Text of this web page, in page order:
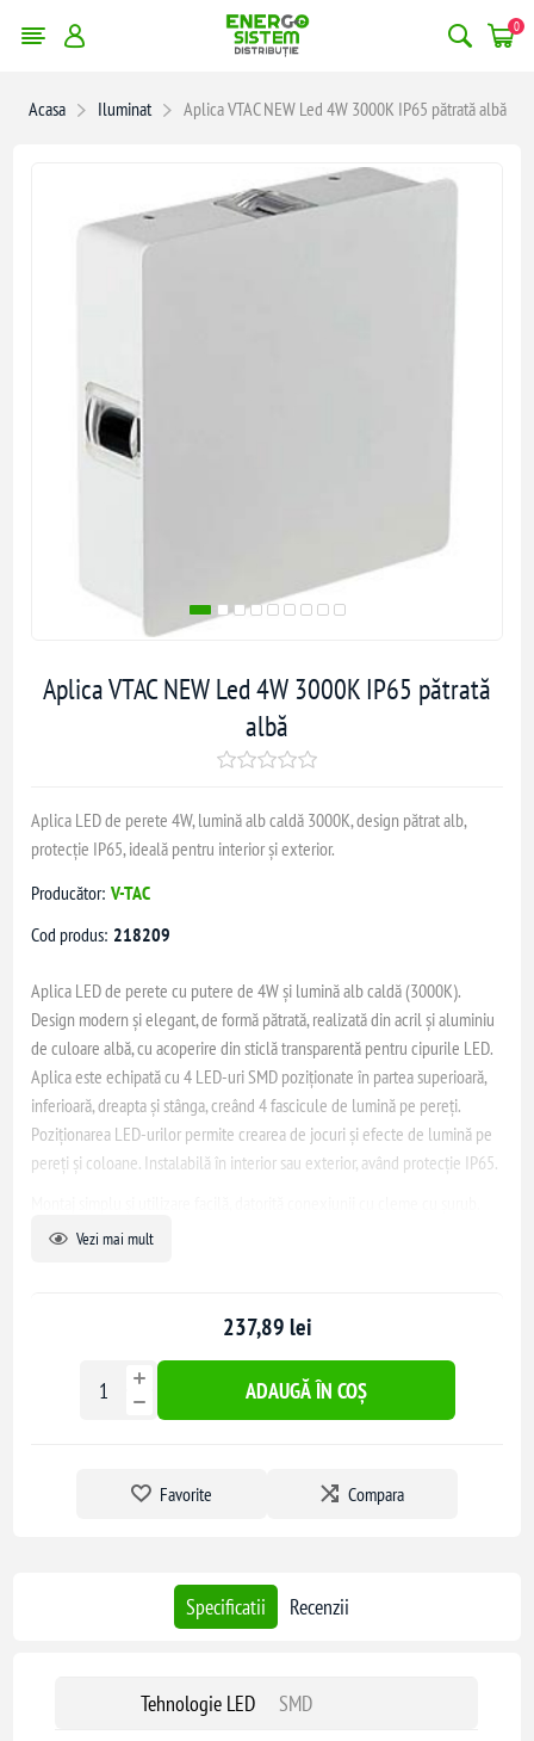
0
Acasa Iluminat Aplica VTAC NEW Led 4W 3000K IP65 pătrată albă
Aplica VTAC NEW Led 4W 3000K IP65 pătrată
albă
Aplica LED de perete 4W, lumină alb caldă 3000K, design pătrat alb,
protecție IP65, ideală pentru interior și exterior.
Producător: V-TAC
Cod produs: 218209
Aplica LED de perete cu putere de 4W și lumină alb caldă (3000K).
Design modern și elegant, de formă pătrată, realizată din acril și aluminiu
de culoare albă, cu acoperire din sticlă transparentă pentru cipurile LED.
Aplica este echipată cu 4 LED-uri SMD poziționate în partea superioară,
inferioară, dreapta și stânga, creând 4 fascicule de lumină pe pereți.
Poziționarea LED-urilor permite crearea de jocuri și efecte de lumină pe
pereți și coloane. Instalabilă în interior sau exterior, având protecție IP65.
Pachetul include șuruburi și dibluri pentru fixarea pe perete. Driverul de
grădini, curți, alei pietonale etc. Permite economii de energie de până la
80% comparativ cu o lampă halogen echivalentă și necesită întreținere
Vezi mai mult
237,89 lei
ADAUGĂ ÎN COȘ
Favorite Compara
Specificatii Recenzii
Tehnologie LED
SMD